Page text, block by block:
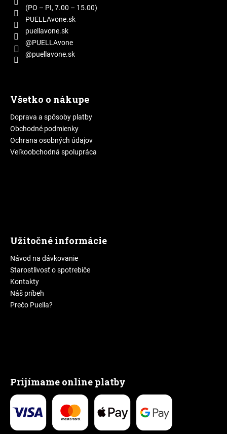
(PO – PI, 7.00 – 15.00)
PUELLAvone.sk
puellavone.sk
@PUELLAvone
@puellavone.sk
Všetko o nákupe
Doprava a spôsoby platby
Obchodné podmienky
Ochrana osobných údajov
Veľkoobchodná spolupráca
Užitočné informácie
Návod na dávkovanie
Starostlivosť o spotrebiče
Kontakty
Náš príbeh
Prečo Puella?
Prijímame online platby